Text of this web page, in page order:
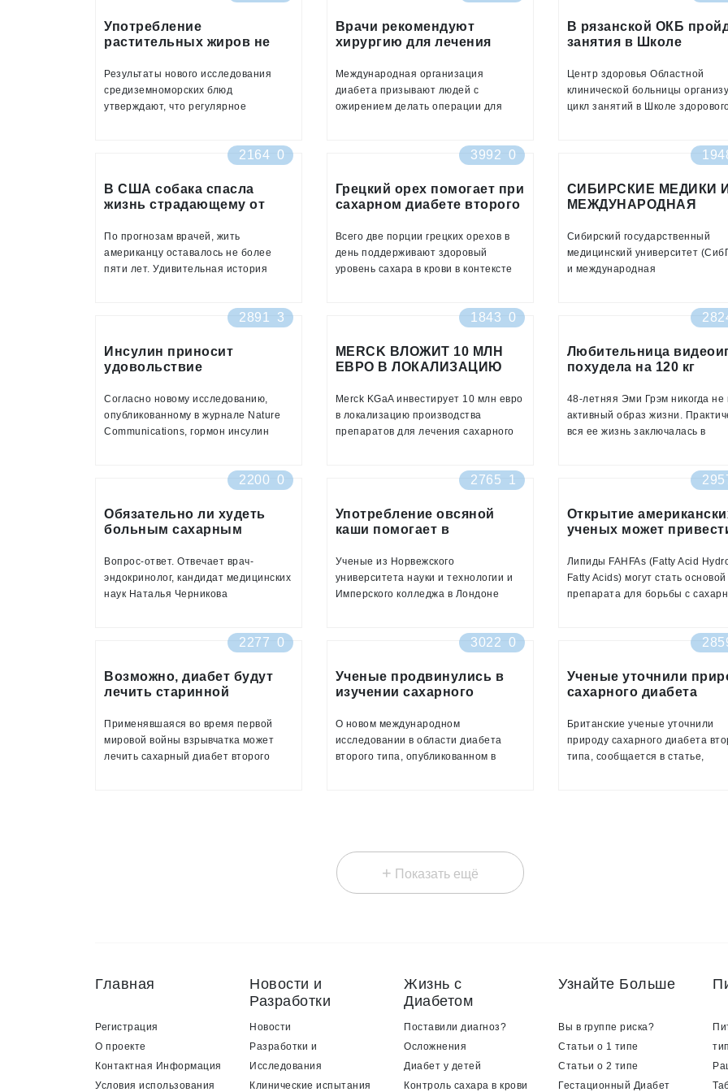
будущем
Употребление
растительных жиров не
ученые
Результаты нового исследования
средиземноморских блюд
утверждают, что регулярное
наоборот, помогает похудеть
Врачи рекомендуют
хирургию для лечения
Международная организация
диабета призывают людей с
ожирением делать операции для
В рязанской ОКБ
занятия в Школе
Центр здоровья Областной
клинической больницы
цикл занятий в Школе
посвященного в текущем году
2164 0
В США собака спасла
жизнь страдающему от
мужчине
По прогнозам врачей, жить
американцу оставалось не более
пяти лет. Удивительная история
ожирением и сахарным диабетом
3992 0
Грецкий орех помогает при
сахарном диабете второго
Всего две порции грецких орехов в
день поддерживают здоровый
уровень сахара в крови в контексте
СИБИРСКИЕ МЕДИКИ И
МЕЖДУНАРОДНАЯ
ВМЕСТЕ БОРОТЬСЯ С
САХАРНЫМ
Сибирский государственный
медицинский университет
и международная
меморандум о сотрудничестве
диагностики и инновационного
лечения сахарного диабета
2891 3
Инсулин приносит
удовольствие
Согласно новому исследованию,
опубликованному в журнале Nature
Communications, гормон инсулин
который контролирует чувство
«гормоном радости»)
1843 0
MERCK ВЛОЖИТ 10 МЛН
ЕВРО В ЛОКАЛИЗАЦИЮ
Merck KGaA инвестирует 10 млн евро
в локализацию производства
препаратов для лечения сахарного
недостаточности на заводе
конца 2016 года
Любительница
похудела на 120 кг
48-летняя Эми Грэм никогда не
активный образ жизни.
вся ее жизнь заключалась в
образ жизни просто не мог не
Женщина достигла
катастрофической стадии
Помимо потери хорошего
вида Эми Грэм столкнулась с
сахарный диабет второго типа.
было затруднено дыхание. В
возрасте 40 лет Эми решила
похудеть
2200 0
Обязательно ли худеть
больным сахарным
Вопрос-ответ. Отвечает врач-
эндокринолог, кандидат медицинских
наук Наталья Черникова
2765 1
Употребление овсяной
каши помогает в
диабета второго типа
Ученые из Норвежского
университета науки и технологии и
Имперского колледжа в Лондоне
диабетом второго типа, пишет
Открытие
ученых может
лечения сахарного
диабета
Липиды FAHFAs (Fatty Acid
Fatty Acids) могут стать основой
препарата для борьбы с
2277 0
Возможно, диабет будут
лечить старинной
Применявшаяся во время первой
мировой войны взрывчатка может
лечить сахарный диабет второго
3022 0
Ученые продвинулись в
изучении сахарного
О новом международном
исследовании в области диабета
второго типа, опубликованном в
молекулярной клеточной биологии и
генетики Общества Макса Планка в
Дрездене
Ученые уточнили
сахарного диабета
Британские ученые уточнили
природу сахарного диабета
типа, сообщается в статье,
+ Показать ещё
Главная
Регистрация
О проекте
Контактная Информация
Условия использования
Новости и
Разработки
Новости
Разработки и
Исследования
Клинические испытания
Жизнь с
Диабетом
Поставили диагноз?
Осложнения
Диабет у детей
Контроль сахара в крови
Узнайте Больше
Вы в группе риска?
Статьи о 1 типе
Статьи о 2 типе
Гестационный Диабет